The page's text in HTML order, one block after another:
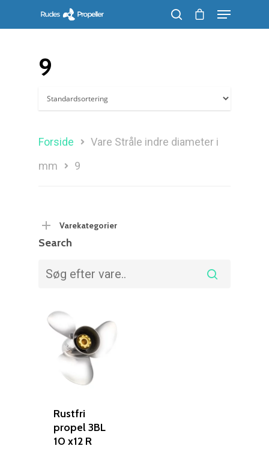
9
Forside
Vare Stråle indre diameter i
mm
9
Varekategorier
Search
Rustfri
propel 3BL
10 x12 R